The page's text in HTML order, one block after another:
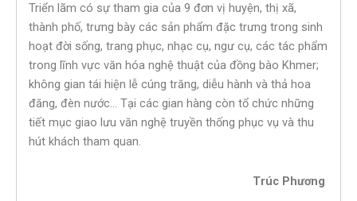
Triển lãm có sự tham gia của 9 đơn vị huyện, thị xã,
thành phố, trưng bày các sản phẩm đặc trưng trong sinh
hoạt đời sống, trang phục, nhạc cụ, ngư cụ, các tác phẩm
trong lĩnh vực văn hóa nghệ thuật của đồng bào Khmer;
không gian tái hiện lễ cúng trăng, diễu hành và thả hoa
đăng, đèn nước… Tại các gian hàng còn tổ chức những
tiết mục giao lưu văn nghệ truyền thống phục vụ và thu
hút khách tham quan.
Trúc Phương